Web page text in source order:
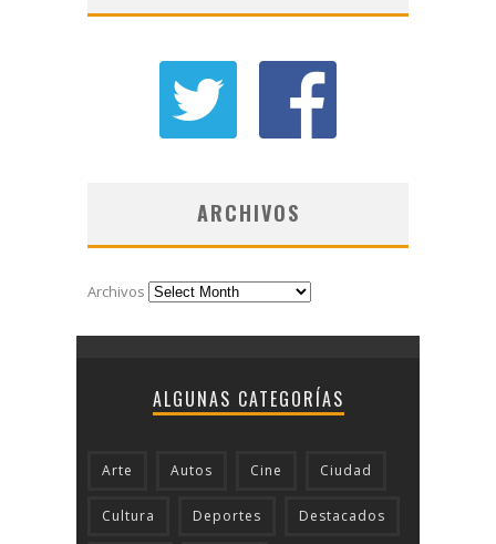
ARCHIVOS
Archivos
ALGUNAS CATEGORÍAS
Arte Autos Cine Ciudad
Cultura Deportes Destacados